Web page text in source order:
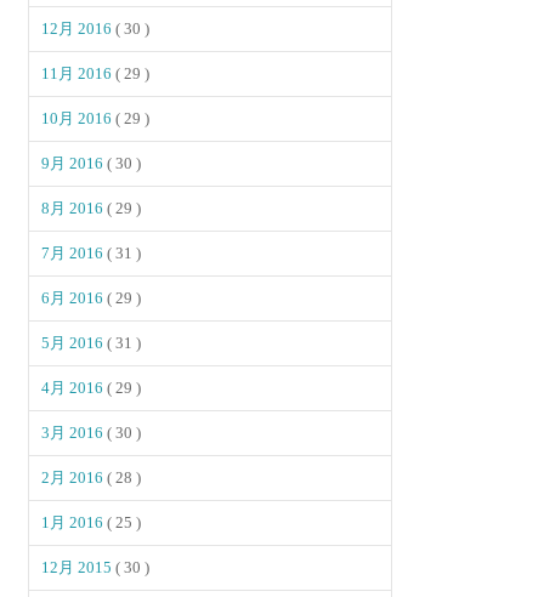
12月 2016( 30 )
11月 2016( 29 )
10月 2016( 29 )
9月 2016( 30 )
8月 2016( 29 )
7月 2016( 31 )
6月 2016( 29 )
5月 2016( 31 )
4月 2016( 29 )
3月 2016( 30 )
2月 2016( 28 )
1月 2016( 25 )
12月 2015( 30 )